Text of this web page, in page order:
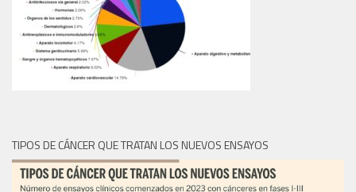
TIPOS DE CÁNCER QUE TRATAN LOS NUEVOS ENSAYOS